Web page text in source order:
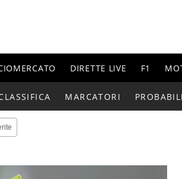
DIRETTE LIVE F1
MARCATORI